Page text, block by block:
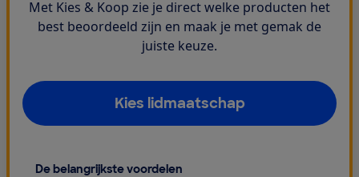
Met Kies & Koop zie je direct welke producten het
best beoordeeld zijn en maak je met gemak de
juiste keuze.
Kies lidmaatschap
De belangrijkste voordelen